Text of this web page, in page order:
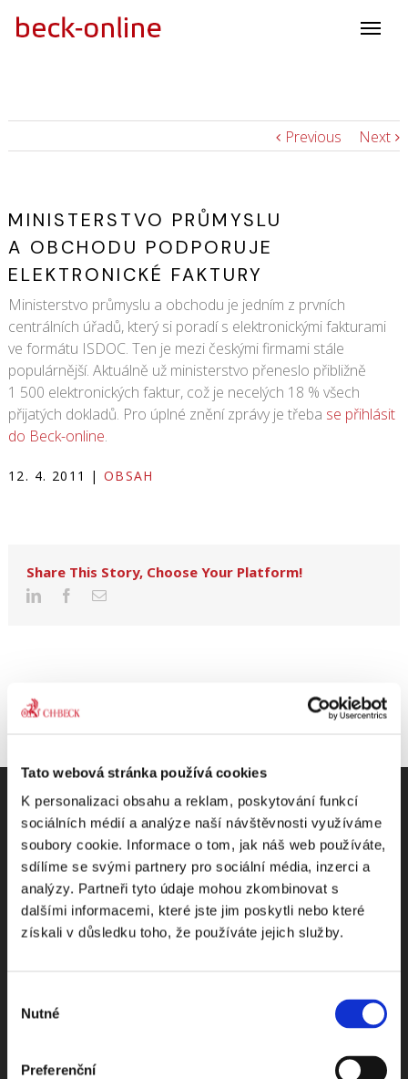
Tato webová stránka používá cookies
K personalizaci obsahu a reklam, poskytování funkcí
sociálních médií a analýze naší návštěvnosti využíváme
soubory cookie. Informace o tom, jak náš web používáte,
sdílíme se svými partnery pro sociální média, inzerci a
analýzy. Partneři tyto údaje mohou zkombinovat s
dalšími informacemi, které jste jim poskytli nebo které
získali v důsledku toho, že používáte jejich služby.
souhlasu
Nutné
Preferenční
Previous Next
MINISTERSTVO PRŮMYSLU
A OBCHODU PODPORUJE
ELEKTRONICKÉ FAKTURY
Ministerstvo průmyslu a obchodu je jedním z prvních
centrálních úřadů, který si poradí s elektronickými fakturami
ve formátu ISDOC. Ten je mezi českými firmami stále
populárnější. Aktuálně už ministerstvo přeneslo přibližně
1 500 elektronických faktur, což je necelých 18 % všech
přijatých dokladů. Pro úplné znění zprávy je třeba se přihlásit
do Beck-online.
12. 4. 2011 | OBSAH
Share This Story, Choose Your Platform!
Odebírejte Beck-online
NEWS